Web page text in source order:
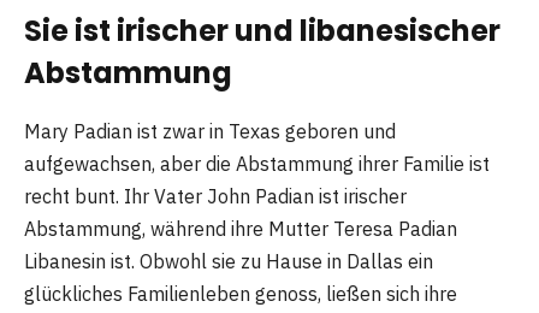
Sie ist irischer und libanesischer
Abstammung
Mary Padian ist zwar in Texas geboren und
aufgewachsen, aber die Abstammung ihrer Familie ist
recht bunt. Ihr Vater John Padian ist irischer
Abstammung, während ihre Mutter Teresa Padian
Libanesin ist. Obwohl sie zu Hause in Dallas ein
glückliches Familienleben genoss, ließen sich ihre